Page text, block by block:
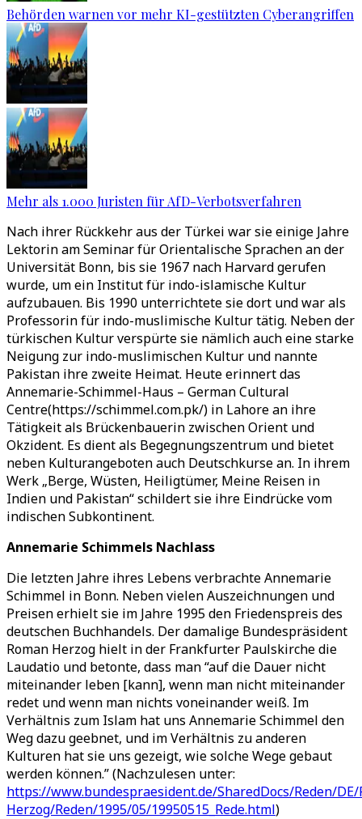
Behörden warnen vor mehr KI-gestützten Cyberangriffen
Mehr als 1.000 Juristen für AfD-Verbotsverfahren
Nach ihrer Rückkehr aus der Türkei war sie einige Jahre
Lektorin am Seminar für Orientalische Sprachen an der
Universität Bonn, bis sie 1967 nach Harvard gerufen
wurde, um ein Institut für indo-islamische Kultur
aufzubauen. Bis 1990 unterrichtete sie dort und war als
Professorin für indo-muslimische Kultur tätig. Neben der
türkischen Kultur verspürte sie nämlich auch eine starke
Neigung zur indo-muslimischen Kultur und nannte
Pakistan ihre zweite Heimat. Heute erinnert das
Annemarie-Schimmel-Haus – German Cultural
Centre(https://schimmel.com.pk/) in Lahore an ihre
Tätigkeit als Brückenbauerin zwischen Orient und
Okzident. Es dient als Begegnungszentrum und bietet
neben Kulturangeboten auch Deutschkurse an. In ihrem
Werk „Berge, Wüsten, Heiligtümer, Meine Reisen in
Indien und Pakistan“ schildert sie ihre Eindrücke vom
indischen Subkontinent.
Annemarie Schimmels Nachlass
Die letzten Jahre ihres Lebens verbrachte Annemarie
Schimmel in Bonn. Neben vielen Auszeichnungen und
Preisen erhielt sie im Jahre 1995 den Friedenspreis des
deutschen Buchhandels. Der damalige Bundespräsident
Roman Herzog hielt in der Frankfurter Paulskirche die
Laudatio und betonte, dass man “auf die Dauer nicht
miteinander leben [kann], wenn man nicht miteinander
redet und wenn man nichts voneinander weiß. Im
Verhältnis zum Islam hat uns Annemarie Schimmel den
Weg dazu geebnet, und im Verhältnis zu anderen
Kulturen hat sie uns gezeigt, wie solche Wege gebaut
werden können.” (Nachzulesen unter:
https://www.bundespraesident.de/SharedDocs/Reden/DE/
Herzog/Reden/1995/05/19950515_Rede.html)